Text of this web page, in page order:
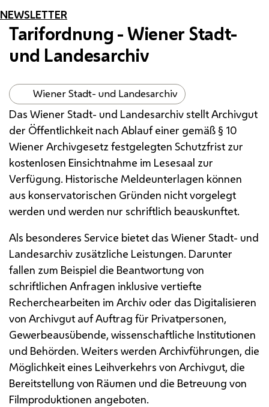
NEWSLETTER
Tarifordnung - Wiener Stadt-
und Landesarchiv
Wiener Stadt- und Landesarchiv
Das Wiener Stadt- und Landesarchiv stellt Archivgut
der Öffentlichkeit nach Ablauf einer gemäß § 10
Wiener Archivgesetz festgelegten Schutzfrist zur
kostenlosen Einsichtnahme im Lesesaal zur
Verfügung. Historische Meldeunterlagen können
aus konservatorischen Gründen nicht vorgelegt
werden und werden nur schriftlich beauskunftet.
Als besonderes Service bietet das Wiener Stadt- und
Landesarchiv zusätzliche Leistungen. Darunter
fallen zum Beispiel die Beantwortung von
schriftlichen Anfragen inklusive vertiefte
Recherchearbeiten im Archiv oder das Digitalisieren
von Archivgut auf Auftrag für Privatpersonen,
Gewerbeausübende, wissenschaftliche Institutionen
und Behörden. Weiters werden Archivführungen, die
Möglichkeit eines Leihverkehrs von Archivgut, die
Bereitstellung von Räumen und die Betreuung von
Filmproduktionen angeboten.